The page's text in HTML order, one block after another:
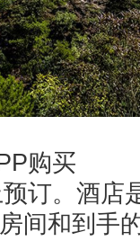
购买
订。酒店
间和到手